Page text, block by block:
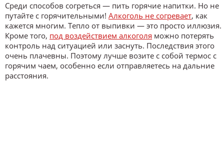
Среди способов согреться — пить горячие напитки. Но не
путайте с горячительными! Алкоголь не согревает, как
кажется многим. Тепло от выпивки — это просто иллюзия.
Кроме того, под воздействием алкоголя можно потерять
контроль над ситуацией или заснуть. Последствия этого
очень плачевны. Поэтому лучше возите с собой термос с
горячим чаем, особенно если отправляетесь на дальние
расстояния.